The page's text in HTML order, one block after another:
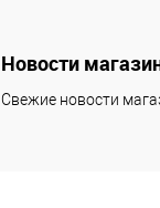
Купить в 1 клик
В избранное
В
Новости
Свежие новости